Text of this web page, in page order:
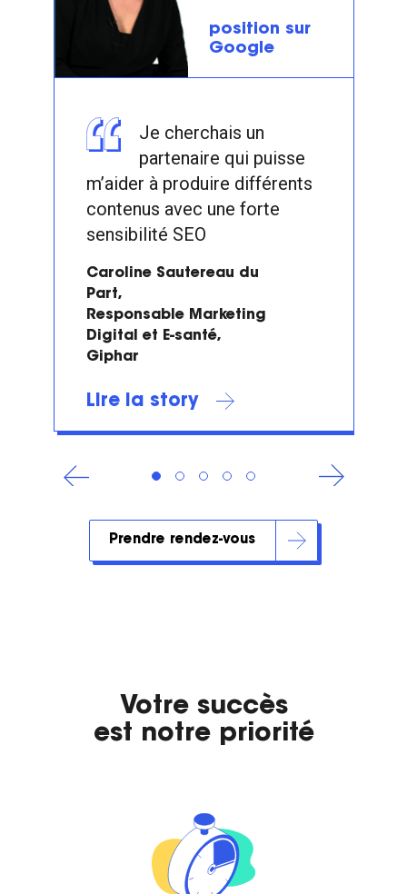
position sur
Google
Je cherchais un
partenaire qui puisse
m’aider à produire différents
contenus avec une forte
sensibilité SEO
Caroline Sautereau du
Part,
Responsable Marketing
Digital et E-santé,
Giphar
Lire la story
Prendre rendez-vous
Votre succès
est notre priorité